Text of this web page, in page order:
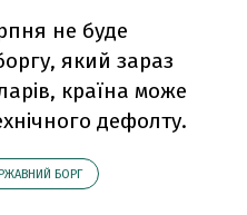
не буде
який зараз
країна може
дефолту.
БОРГ